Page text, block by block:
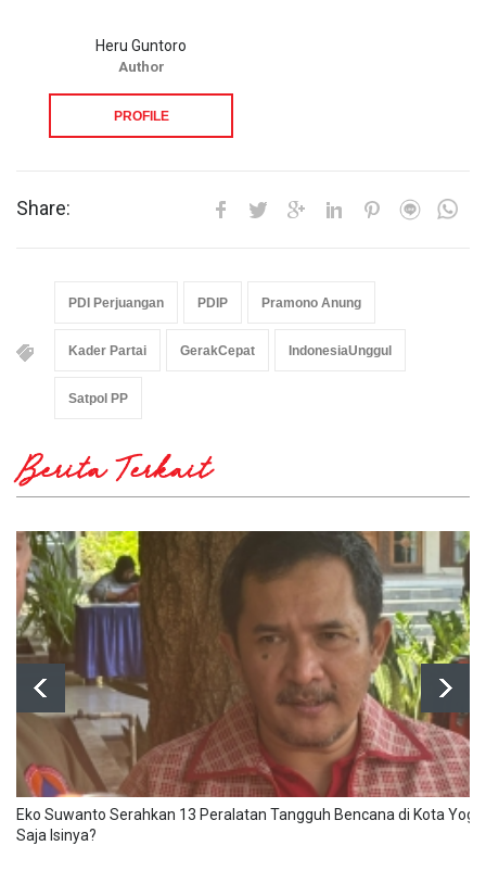
Heru Guntoro
Author
PROFILE
Share:
PDI Perjuangan PDIP Pramono Anung
Kader Partai GerakCepat IndonesiaUnggul
Satpol PP
Berita Terkait
Eko Suwanto Serahkan 13 Peralatan Tangguh Bencana di Kota
Saja Isinya?